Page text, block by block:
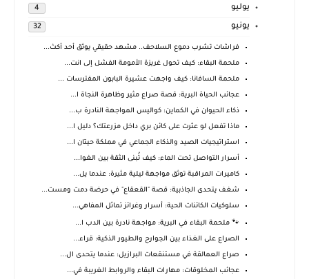
يوليو 4
يونيو 32
فراشات تشرب دموع السلاحف.. مشهد حقيقي يوثق أحد أكث...
ملحمة البقاء: كيف تحول غريزة الأمومة الفشل إلى انت...
ملحمة السافانا: كيف واجهت عشيرة البابون المفترسات ...
عجائب الحياة البرية: قصة صراع مثير وظاهرة النجاة ا...
ذكاء الحيوان في الكماين: كواليس المواجهة النادرة ب...
ماذا تفعل لو عثرت على كائن بري داخل مزرعتك؟ دليل ا...
استراتيجيات الصيد والذكاء الجماعي في مملكة حيتان ا...
أسرار التواصل تحت الماء: كيف تُبنى الثقة بين الغوا...
كاميرات المراقبة توثق مواجهة ليلية مثيرة: عندما يل...
شغف يتحدى الجاذبية: قصة "القعقاع" في حرضة دمت ومست...
سلوكيات الكائنات الحية: أسرار وغرائز تماثل المفاهي...
🐾 ملحمة البقاء في البرية: مواجهة نادرة بين الدب ا...
الصراع على الغذاء بين الجوارح والطيور الذكية: قراء...
صراع العمالقة في مستنقعات البرازيل: عندما يتحدى ال...
عجائب المخلوقات: مهارات البقاء والروابط الغريبة في...